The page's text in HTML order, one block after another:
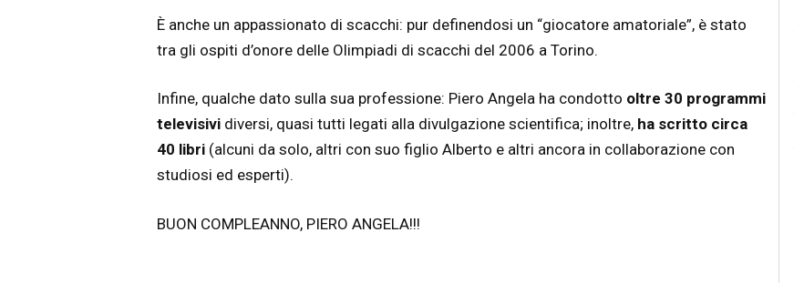
È anche un appassionato di scacchi: pur definendosi un “giocatore amatoriale”, è stato
tra gli ospiti d’onore delle Olimpiadi di scacchi del 2006 a Torino.
Infine, qualche dato sulla sua professione: Piero Angela ha condotto oltre 30 programmi
televisividiversi, quasi tutti legati alla divulgazione scientifica; inoltre, ha scritto circa
40 libri(alcuni da solo, altri con suo figlio Alberto e altri ancora in collaborazione con
studiosi ed esperti).
BUON COMPLEANNO, PIERO ANGELA!!!